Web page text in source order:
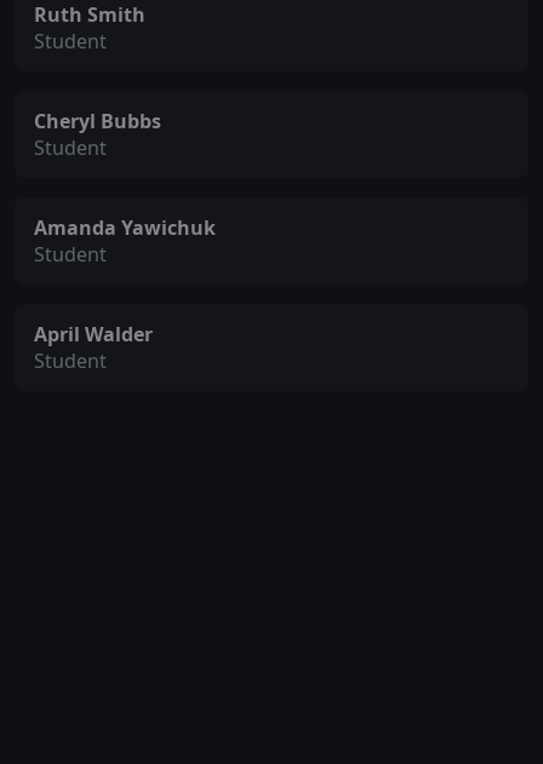
Ruth Smith
Student
Cheryl Bubbs
Student
Amanda Yawichuk
Student
April Walder
Student